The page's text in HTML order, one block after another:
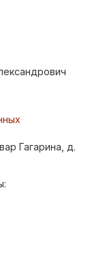
Гагарина, д.